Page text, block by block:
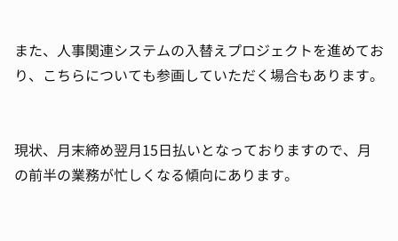
また、人事関連システムの入替えプロジェクトを進めてお
り、こちらについても参画していただく場合もあります。
現状、月末締め翌月15日払いとなっておりますので、月
の前半の業務が忙しくなる傾向にあります。